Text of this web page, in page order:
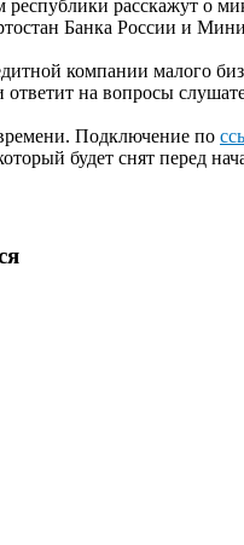
расскажут о
Банка России и
компании малого
на вопросы
Подключение по
будет снят перед